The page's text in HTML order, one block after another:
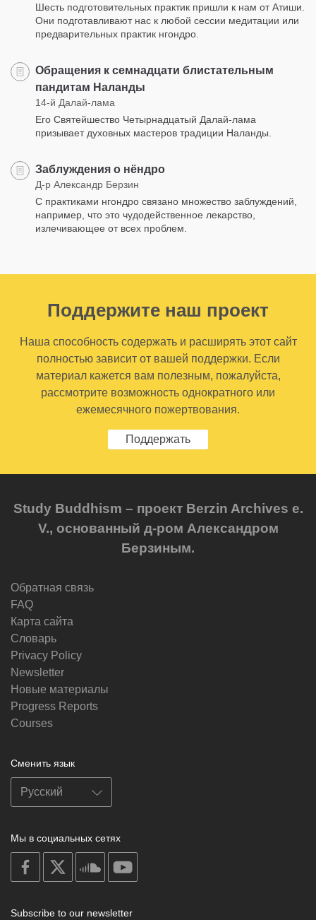
Шесть подготовительных практик пришли к нам от Атиши.
Они подготавливают нас к любой сессии медитации или
предварительных практик нгондро.
Обращения к семнадцати блистательным
пандитам Наланды
14-й Далай-лама
Его Святейшество Четырнадцатый Далай-лама
призывает духовных мастеров традиции Наланды.
Заблуждения о нёндро
Д-р Александр Берзин
С практиками нгондро связано множество заблуждений,
например, что это чудодейственное лекарство,
излечивающее от всех проблем.
Поддержите наш проект
Наша способность содержать и расширять этот сайт
полностью зависит от вашей поддержки. Если
материал кажется вам полезным, пожалуйста,
рассмотрите возможность однократного или
ежемесячного пожертвования.
Поддержать
Study Buddhism – проект Berzin Archives e.
V., основанный д-ром Александром
Берзиным.
Обратная связь
FAQ
Карта сайта
Словарь
Privacy Policy
Newsletter
Новые материалы
Progress Reports
Courses
Сменить язык
Мы в социальных сетях
on
facebook
soundcloud
Subscribe to our newsletter